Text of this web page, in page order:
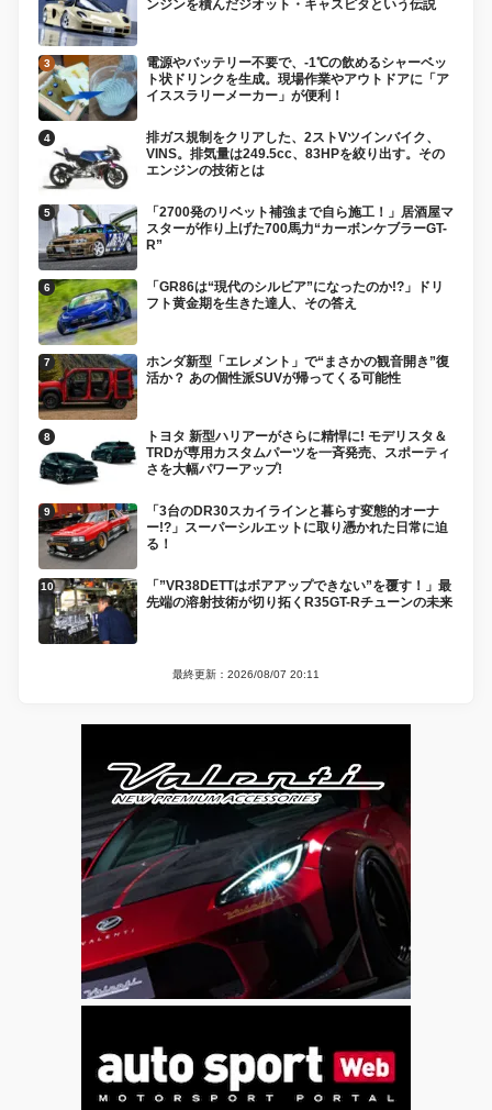
ンジンを積んだジオット・キャスピタという伝説
電源やバッテリー不要で、-1℃の飲めるシャーベッ
ト状ドリンクを生成。現場作業やアウトドアに「ア
イススラリーメーカー」が便利！
排ガス規制をクリアした、2ストVツインバイク、
VINS。排気量は249.5cc、83HPを絞り出す。その
エンジンの技術とは
「2700発のリベット補強まで自ら施工！」居酒屋マ
スターが作り上げた700馬力“カーボンケブラーGT-
R”
「GR86は“現代のシルビア”になったのか!?」ドリ
フト黄金期を生きた達人、その答え
ホンダ新型「エレメント」で“まさかの観音開き”復
活か？ あの個性派SUVが帰ってくる可能性
トヨタ 新型ハリアーがさらに精悍に! モデリスタ＆
TRDが専用カスタムパーツを一斉発売、スポーティ
さを大幅パワーアップ!
「3台のDR30スカイラインと暮らす変態的オーナ
ー!?」スーパーシルエットに取り憑かれた日常に迫
る！
「”VR38DETTはボアアップできない”を覆す！」最
先端の溶射技術が切り拓くR35GT-Rチューンの未来
最終更新：2026/08/07 20:11